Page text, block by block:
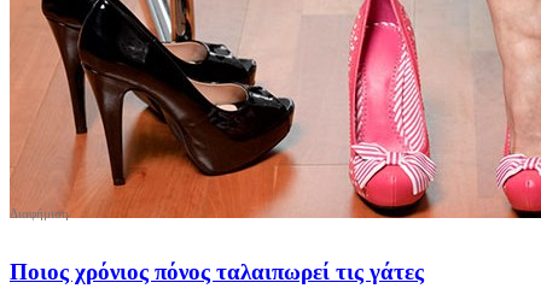
Ποιος χρόνιος πόνος ταλαιπωρεί τις γάτες